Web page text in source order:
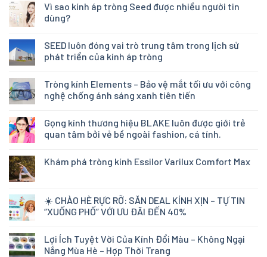
Vì sao kính áp tròng Seed được nhiều người tin
dùng?
SEED luôn đóng vai trò trung tâm trong lịch sử
phát triển của kính áp tròng
Tròng kính Elements – Bảo vệ mắt tối ưu với công
nghệ chống ánh sáng xanh tiên tiến
Gọng kính thương hiệu BLAKE luôn được giới trẻ
quan tâm bởi vẻ bề ngoài fashion, cá tính.
Khám phá tròng kính Essilor Varilux Comfort Max
☀️ CHÀO HÈ RỰC RỠ: SĂN DEAL KÍNH XỊN – TỰ TIN
“XUỐNG PHỐ” VỚI ƯU ĐÃI ĐẾN 40%
Lợi Ích Tuyệt Vời Của Kính Đổi Màu – Không Ngại
Nắng Mùa Hè – Hợp Thời Trang